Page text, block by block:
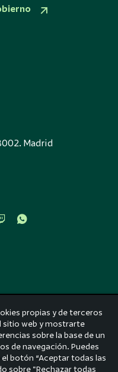
Madrid
propias y de terceros
sitio web y mostrarte
sobre la base de un
de navegación. Puedes
botón “Aceptar todas las
sobre "Rechazar todas